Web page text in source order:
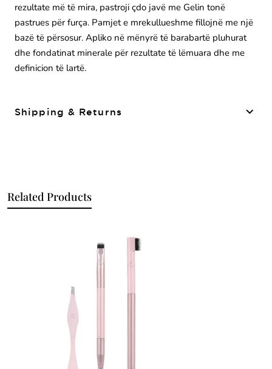
rezultate më të mira, pastroji çdo javë me Gelin tonë
pastrues për furça. Pamjet e mrekullueshme fillojnë me një
bazë të përsosur. Apliko në mënyrë të barabartë pluhurat
dhe fondatinat minerale për rezultate të lëmuara dhe me
definicion të lartë.
Shipping & Returns
Related Products